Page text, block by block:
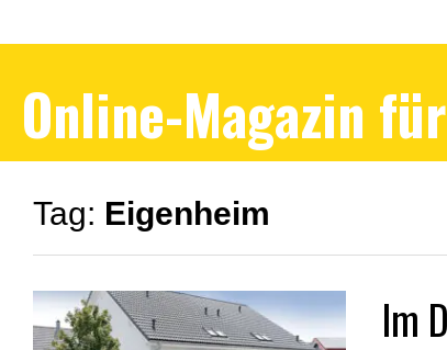
Online-Magazin
Tag: Eigenheim
Im